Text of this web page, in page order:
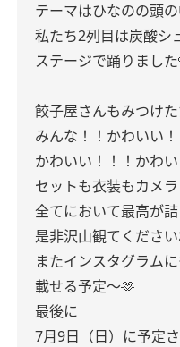
テーマはひなのの頭
私たち2列目は炭酸シ
ステージで踊りまし
餃子屋さんもみつけ
みんな！！かわいい！
かわいい！！！かわい
セットも衣装もカメ
全てにおいて最高が
是非沢山観てくださ
またインスタグラム
載せる予定〜🫶
最後に
7月9日（日）に予定